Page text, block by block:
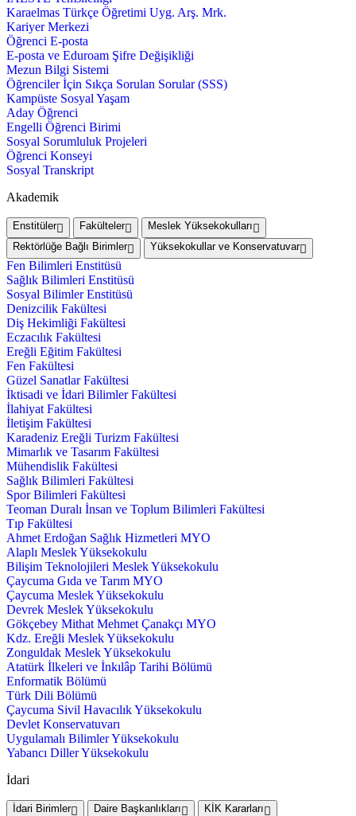
Karaelmas Türkçe Öğretimi Uyg. Arş. Mrk.
Kariyer Merkezi
Öğrenci E-posta
E-posta ve Eduroam Şifre Değişikliği
Mezun Bilgi Sistemi
Öğrenciler İçin Sıkça Sorulan Sorular (SSS)
Kampüste Sosyal Yaşam
Aday Öğrenci
Engelli Öğrenci Birimi
Sosyal Sorumluluk Projeleri
Öğrenci Konseyi
Sosyal Transkript
Akademik
Enstitüler Fakülteler
Meslek Yüksekokulları
Rektörlüğe Bağlı Birimler
Yüksekokullar ve Konservatuvar
Fen Bilimleri Enstitüsü
Sağlık Bilimleri Enstitüsü
Sosyal Bilimler Enstitüsü
Denizcilik Fakültesi
Diş Hekimliği Fakültesi
Eczacılık Fakültesi
Ereğli Eğitim Fakültesi
Fen Fakültesi
Güzel Sanatlar Fakültesi
İktisadi ve İdari Bilimler Fakültesi
İlahiyat Fakültesi
İletişim Fakültesi
Karadeniz Ereğli Turizm Fakültesi
Mimarlık ve Tasarım Fakültesi
Mühendislik Fakültesi
Sağlık Bilimleri Fakültesi
Spor Bilimleri Fakültesi
Teoman Duralı İnsan ve Toplum Bilimleri Fakültesi
Tıp Fakültesi
Ahmet Erdoğan Sağlık Hizmetleri MYO
Alaplı Meslek Yüksekokulu
Bilişim Teknolojileri Meslek Yüksekokulu
Çaycuma Gıda ve Tarım MYO
Çaycuma Meslek Yüksekokulu
Devrek Meslek Yüksekokulu
Gökçebey Mithat Mehmet Çanakçı MYO
Kdz. Ereğli Meslek Yüksekokulu
Zonguldak Meslek Yüksekokulu
Atatürk İlkeleri ve İnkılâp Tarihi Bölümü
Enformatik Bölümü
Türk Dili Bölümü
Çaycuma Sivil Havacılık Yüksekokulu
Devlet Konservatuvarı
Uygulamalı Bilimler Yüksekokulu
Yabancı Diller Yüksekokulu
İdari
İdari Birimler Daire Başkanlıkları KİK Kararları